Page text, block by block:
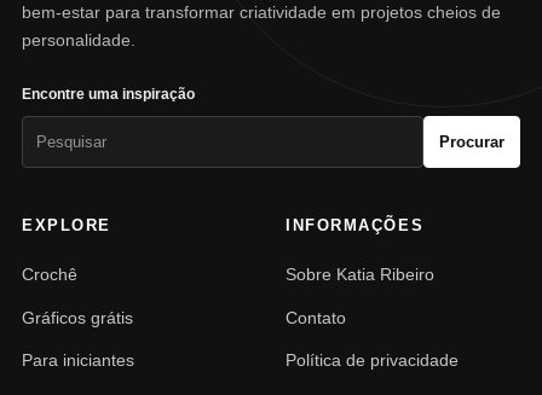
bem-estar para transformar criatividade em projetos cheios de
personalidade.
Encontre uma inspiração
Procurar
EXPLORE
Crochê
Gráficos grátis
Para iniciantes
INFORMAÇÕES
Sobre Katia Ribeiro
Contato
Política de privacidade